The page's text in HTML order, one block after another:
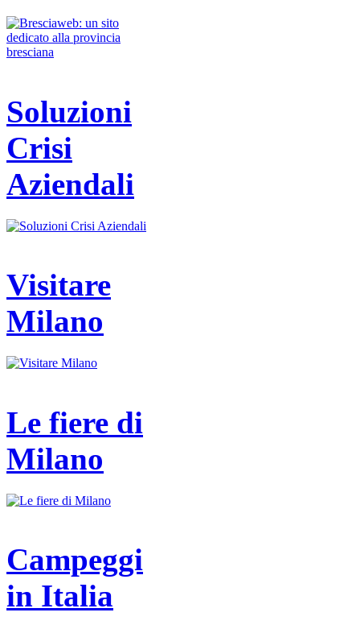
Soluzioni
Crisi
Aziendali
Visitare
Milano
Le fiere di
Milano
Campeggi
in Italia